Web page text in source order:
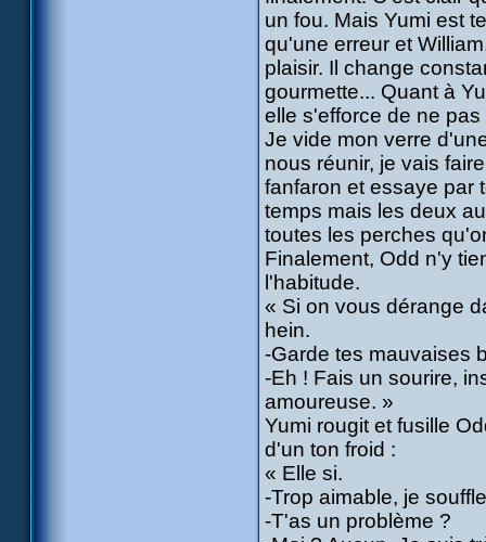
un fou. Mais Yumi est
qu'une erreur et
plaisir. Il change
gourmette... Quant à
elle s'efforce de ne
Je vide mon verre
nous réunir, je vais
fanfaron et essaye par
temps mais les deux
toutes les perches
Finalement, Odd n'y
l'habitude.
« Si on vous dérange
hein.
-Garde tes mauvaises
-Eh ! Fais un sourire,
amoureuse. »
Yumi rougit et fusille
d'un ton froid :
« Elle si.
-Trop aimable, je
-T'as un problème ?